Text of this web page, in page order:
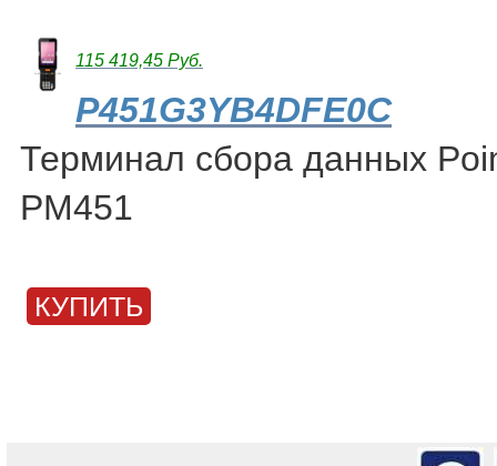
115 419,45 Руб.
P451G3YB4DFE0C
Терминал сбора данных
PM451
КУПИТЬ